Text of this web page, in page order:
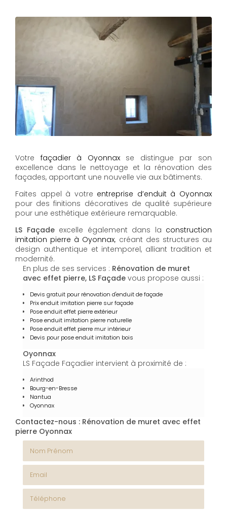
Votre façadier à Oyonnaxse distingue par son
excellence dans le nettoyage et la rénovation des
façades, apportant une nouvelle vie aux bâtiments.
Faites appel à votre entreprise d’enduit à Oyonnax
pour des finitions décoratives de qualité supérieure
pour une esthétique extérieure remarquable.
LS Façadeexcelle également dans la construction
imitation pierre à Oyonnax, créant des structures au
design authentique et intemporel, alliant tradition et
modernité.
En plus de ses services : Rénovation de muret
avec effet pierre, LS Façade vous propose aussi :
Devis gratuit pour rénovation d'enduit de façade
Prix enduit imitation pierre sur façade
Pose enduit effet pierre extérieur
Pose enduit imitation pierre naturelle
Pose enduit effet pierre mur intérieur
Devis pour pose enduit imitation bois
Oyonnax
LS Façade Façadier intervient à proximité de :
Arinthod
Bourg-en-Bresse
Nantua
Oyonnax
Contactez-nous : Rénovation de muret avec effet
pierre Oyonnax
Email
Téléphone